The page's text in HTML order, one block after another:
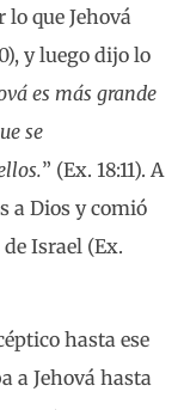
lo que Jehová
y luego dijo lo
es más grande
se
” (Ex. 18:11). A
a Dios y comió
Israel (Ex.
hasta ese
a Jehová hasta